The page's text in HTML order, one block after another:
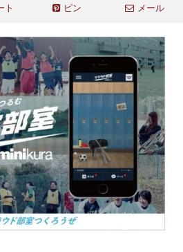
ト ピン メール